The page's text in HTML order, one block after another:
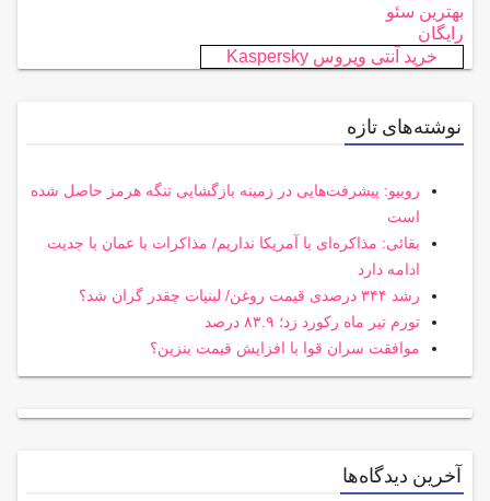
بهترین سئو
رایگان
خرید آنتی ویروس Kaspersky
نوشته‌های تازه
روبیو: پیشرفت‌هایی در زمینه بازگشایی تنگه هرمز حاصل شده
است
بقائی: مذاکره‌ای با آمریکا نداریم/ مذاکرات با عمان با جدیت
ادامه دارد
رشد ۳۴۴ درصدی قیمت روغن/ لبنیات چقدر گران شد؟
تورم تیر ماه رکورد زد؛ ۸۳.۹ درصد
موافقت سران قوا با افزایش قیمت بنزین؟
آخرین دیدگاه‌ها